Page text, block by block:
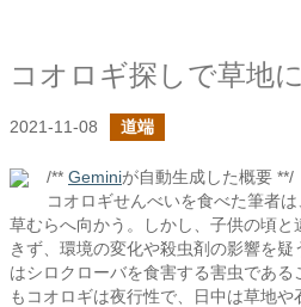
コオロギ探しで草地
2021-11-08 道端
/** Geminiが自動生成した概要 **/
コオロギせんべいを食べた筆者
草むらへ向かう。しかし、子供の頃
きず、環境の変化や殺虫剤の影響を
はシロクローバを食害する害虫であ
もコオロギは夜行性で、日中は草地